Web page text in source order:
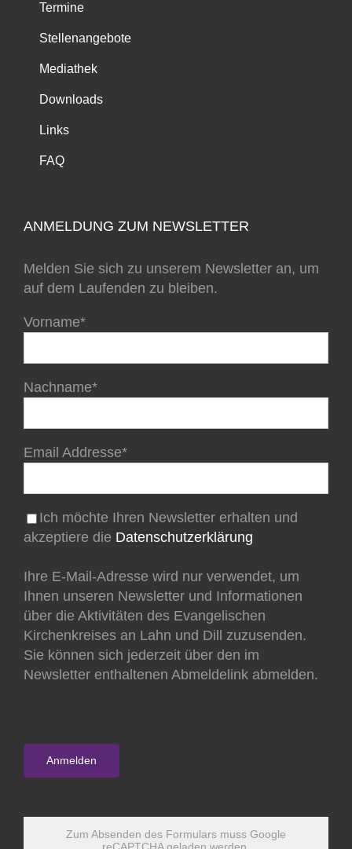
Termine
Stellenangebote
Mediathek
Downloads
Links
FAQ
ANMELDUNG ZUM NEWSLETTER
Melden Sie sich zu unserem Newsletter an, um
auf dem Laufenden zu bleiben.
Vorname*
Nachname*
Email Addresse*
Ich möchte Ihren Newsletter erhalten und
akzeptiere die Datenschutzerklärung
Ihre E-Mail-Adresse wird nur verwendet, um
Ihnen unseren Newsletter und Informationen
über die Aktivitäten des Evangelischen
Kirchenkreises an Lahn und Dill zuzusenden.
Sie können sich jederzeit über den im
Newsletter enthaltenen Abmeldelink abmelden.
Zum Absenden des Formulars muss Google